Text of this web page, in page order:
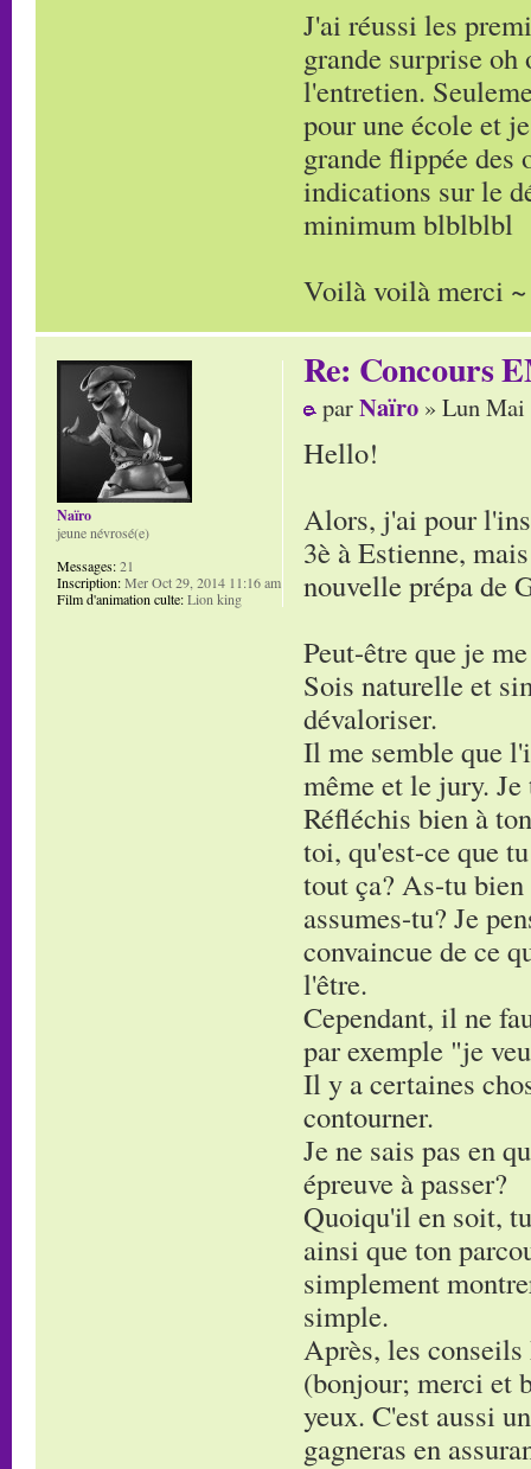
J'ai réussi les
grande surprise
l'entretien.
pour une école et
grande flippée des
indications sur le
minimum blblblbl
Voilà voilà merci ~
Re: Concours
parNaïro » Lun Mai
Hello!
Alors, j'ai pour
3è à Estienne,
nouvelle prépa de
Peut-être que je
Sois naturelle et
dévaloriser.
Il me semble que
même et le jury.
Réfléchis bien à
toi, qu'est-ce que
tout ça? As-tu bien
assumes-tu? Je
convaincue de ce
l'être.
Cependant, il ne
par exemple "je
Il y a certaines
contourner.
Je ne sais pas en
épreuve à passer?
Quoiqu'il en soit,
ainsi que ton
simplement
simple.
Après, les
(bonjour; merci et
yeux. C'est aussi
gagneras en
Naïro
jeune névrosé(e)
Messages:21
Inscription:Mer Oct 29, 2014 11:16 am
Film d'animation culte:Lion king